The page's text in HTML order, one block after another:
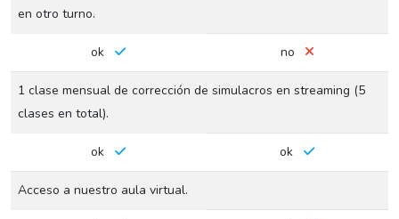
en otro turno.
ok no
1 clase mensual de corrección de simulacros en streaming (5
clases en total).
ok ok
Acceso a nuestro aula virtual.